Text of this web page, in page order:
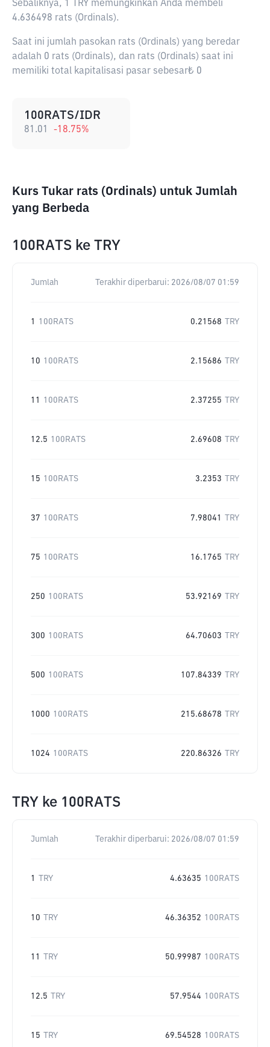
Sebaliknya, 1 TRY memungkinkan Anda membeli
4.636498 rats (Ordinals).
Saat ini jumlah pasokan rats (Ordinals) yang beredar
adalah 0 rats (Ordinals), dan rats (Ordinals) saat ini
memiliki total kapitalisasi pasar sebesar₺ 0
100RATS/IDR
81.01 -18.75%
Kurs Tukar rats (Ordinals) untuk Jumlah
yang Berbeda
100RATS ke TRY
Jumlah Terakhir diperbarui: 2026/08/07 01:59
1 100RATS 0.21568 TRY
10 100RATS 2.15686 TRY
11 100RATS 2.37255 TRY
12.5 100RATS 2.69608 TRY
15 100RATS 3.2353 TRY
37 100RATS 7.98041 TRY
75 100RATS 16.1765 TRY
250 100RATS 53.92169 TRY
300 100RATS 64.70603 TRY
500 100RATS 107.84339 TRY
1000 100RATS 215.68678 TRY
1024 100RATS 220.86326 TRY
TRY ke 100RATS
Jumlah Terakhir diperbarui: 2026/08/07 01:59
1 TRY 4.63635 100RATS
10 TRY 46.36352 100RATS
11 TRY 50.99987 100RATS
12.5 TRY 57.9544 100RATS
15 TRY 69.54528 100RATS